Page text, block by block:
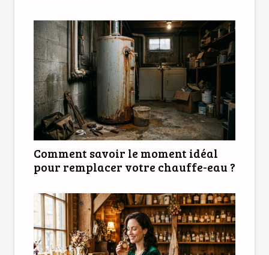
Comment savoir le moment idéal
pour remplacer votre chauffe-eau ?